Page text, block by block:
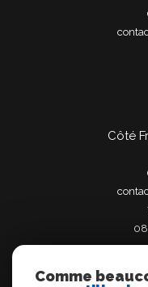
Côté
Comme